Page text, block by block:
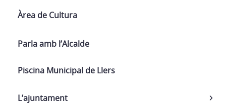
Navega
Àrea de Cultura
Parla amb l’Alcalde
Piscina Municipal de Llers
L’ajuntament